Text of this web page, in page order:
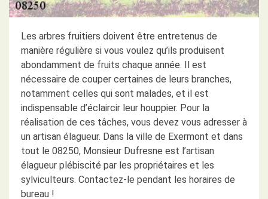
Les arbres fruitiers doivent être entretenus de
manière régulière si vous voulez qu’ils produisent
abondamment de fruits chaque année. Il est
nécessaire de couper certaines de leurs branches,
notamment celles qui sont malades, et il est
indispensable d’éclaircir leur houppier. Pour la
réalisation de ces tâches, vous devez vous adresser à
un artisan élagueur. Dans la ville de Exermont et dans
tout le 08250, Monsieur Dufresne est l’artisan
élagueur plébiscité par les propriétaires et les
sylviculteurs. Contactez-le pendant les horaires de
bureau !